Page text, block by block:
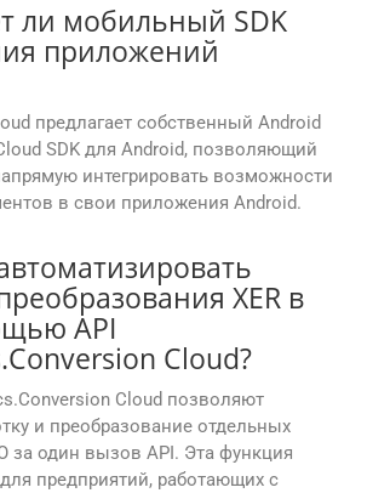
ли мобильный SDK
приложений
предлагает собственный Android
SDK для Android, позволяющий
интегрировать возможности
в свои приложения Android.
XER в
API
Cloud?
Cloud позволяют
и преобразование отдельных
за один вызов API. Эта функция
предприятий, работающих с